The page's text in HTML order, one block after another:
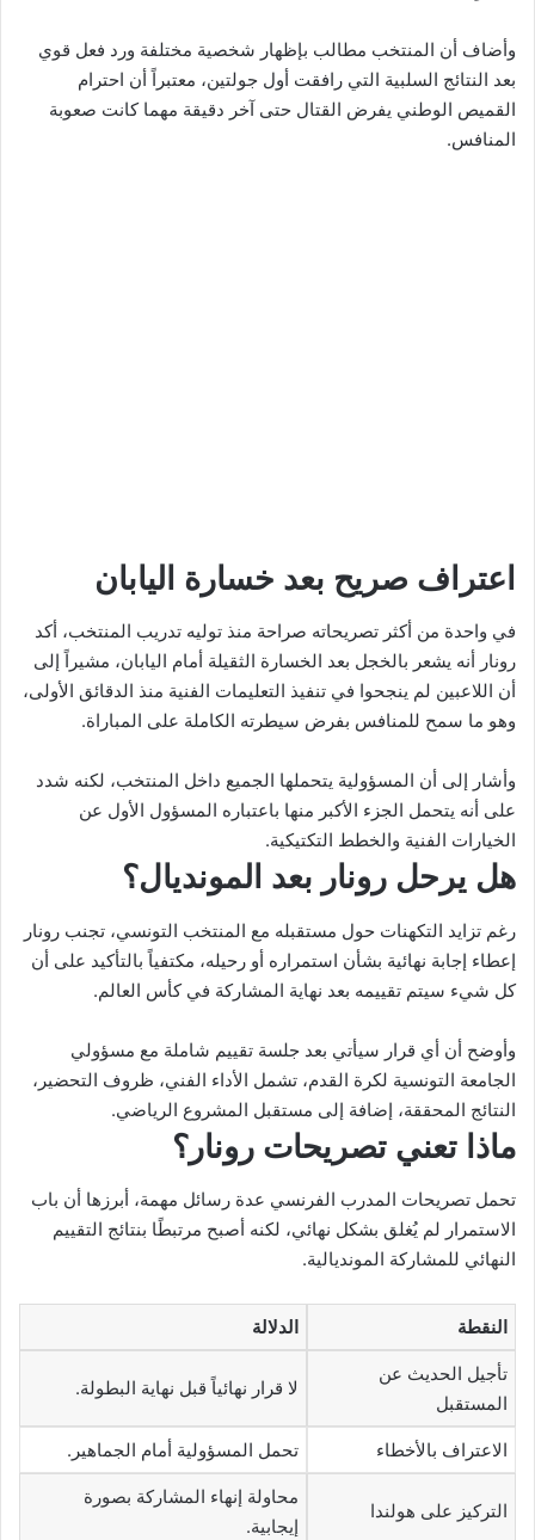
وأضاف أن المنتخب مطالب بإظهار شخصية مختلفة ورد فعل قوي
بعد النتائج السلبية التي رافقت أول جولتين، معتبراً أن احترام
القميص الوطني يفرض القتال حتى آخر دقيقة مهما كانت صعوبة
المنافس.
اعتراف صريح بعد خسارة اليابان
في واحدة من أكثر تصريحاته صراحة منذ توليه تدريب المنتخب، أكد
رونار أنه يشعر بالخجل بعد الخسارة الثقيلة أمام اليابان، مشيراً إلى
أن اللاعبين لم ينجحوا في تنفيذ التعليمات الفنية منذ الدقائق الأولى،
وهو ما سمح للمنافس بفرض سيطرته الكاملة على المباراة.
وأشار إلى أن المسؤولية يتحملها الجميع داخل المنتخب، لكنه شدد
على أنه يتحمل الجزء الأكبر منها باعتباره المسؤول الأول عن
الخيارات الفنية والخطط التكتيكية.
هل يرحل رونار بعد المونديال؟
رغم تزايد التكهنات حول مستقبله مع المنتخب التونسي، تجنب رونار
إعطاء إجابة نهائية بشأن استمراره أو رحيله، مكتفياً بالتأكيد على أن
كل شيء سيتم تقييمه بعد نهاية المشاركة في كأس العالم.
وأوضح أن أي قرار سيأتي بعد جلسة تقييم شاملة مع مسؤولي
الجامعة التونسية لكرة القدم، تشمل الأداء الفني، ظروف التحضير،
النتائج المحققة، إضافة إلى مستقبل المشروع الرياضي.
ماذا تعني تصريحات رونار؟
تحمل تصريحات المدرب الفرنسي عدة رسائل مهمة، أبرزها أن باب
الاستمرار لم يُغلق بشكل نهائي، لكنه أصبح مرتبطًا بنتائج التقييم
النهائي للمشاركة المونديالية.
النقطة الدلالة
تأجيل الحديث عن
المستقبل
لا قرار نهائياً قبل نهاية البطولة.
الاعتراف بالأخطاء تحمل المسؤولية أمام الجماهير.
التركيز على هولندا
محاولة إنهاء المشاركة بصورة
إيجابية.